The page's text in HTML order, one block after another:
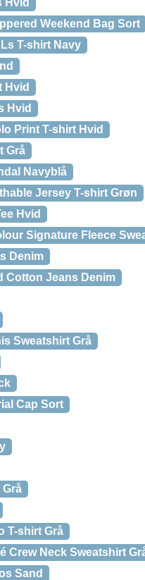
Hvid
Weekend Bag Sort
T-shirt Navy
Hvid
Hvid
Print T-shirt Hvid
Grå
Navyblå
Jersey T-shirt Grøn
Hvid
Signature Fleece
Denim
Cotton Jeans Denim
Sweatshirt Grå
Cap Sort
Grå
T-shirt Grå
Crew Neck Sweatshirt
Sand